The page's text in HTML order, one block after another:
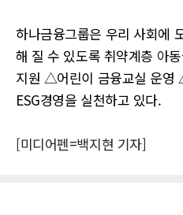
하나금융그룹은 우리 사회에
해 질 수 있도록 취약계층 아
지원 △어린이 금융교실 운영
ESG경영을 실천하고 있다.
[미디어펜=백지현 기자]